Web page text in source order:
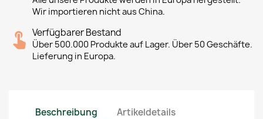
Wir importieren nicht aus China.
Verfügbarer Bestand
Über 500.000 Produkte auf Lager. Über 50 Geschäfte.
Lieferung in Europa.
Beschreibung Artikeldetails